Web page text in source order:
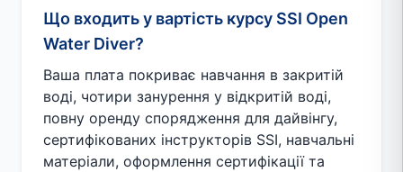
Що входить у вартість курсу SSI Open
Water Diver?
Ваша плата покриває навчання в закритій
воді, чотири занурення у відкритій воді,
повну оренду спорядження для дайвінгу,
сертифікованих інструкторів SSI, навчальні
матеріали, оформлення сертифікації та